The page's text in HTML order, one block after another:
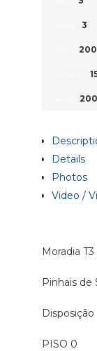
3
200
200
Details
Photos
Video /
Moradia
Pinhais
Disposição
PISO 0